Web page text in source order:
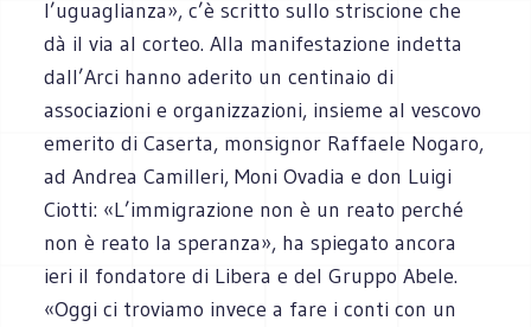
l’uguaglianza», c’è scritto sullo striscione che
dà il via al corteo. Alla manifestazione indetta
dall’Arci hanno aderito un centinaio di
associazioni e organizzazioni, insieme al vescovo
emerito di Caserta, monsignor Raffaele Nogaro,
ad Andrea Camilleri, Moni Ovadia e don Luigi
Ciotti: «L’immigrazione non è un reato perché
non è reato la speranza», ha spiegato ancora
ieri il fondatore di Libera e del Gruppo Abele.
«Oggi ci troviamo invece a fare i conti con un